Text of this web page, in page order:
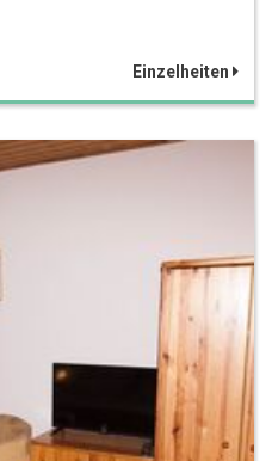
Einzelheiten